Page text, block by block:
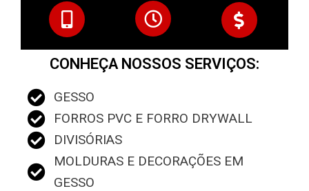
CONHEÇA NOSSOS SERVIÇOS:
GESSO
FORROS PVC E FORRO DRYWALL
DIVISÓRIAS
MOLDURAS E DECORAÇÕES EM
GESSO